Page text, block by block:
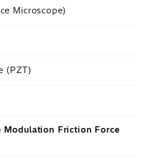
Microscope)
(PZT)
Modulation Friction Force